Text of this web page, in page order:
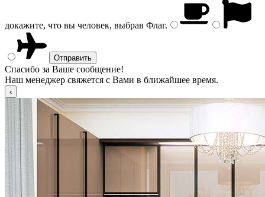
докажите, что вы человек, выбрав Флаг.
Спасибо за Ваше сообщение!
Наш менеджер свяжется с Вами в ближайшее время.